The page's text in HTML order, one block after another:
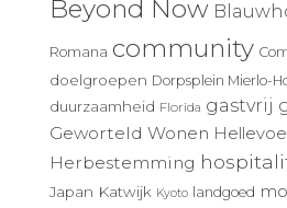
Beyond Now
Romana community
doelgroepen Dorpsplein Mierlo-
duurzaamheid Florida gastvrij
Geworteld Wonen
Herbestemming
Japan Katwijk Kyoto landgoed